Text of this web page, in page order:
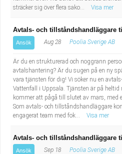
sträcker sig över flera sako...
Visa mer
Avtals- och tillståndshandläggare
Ansök Aug 28 Poolia Sverige AB
Är du en strukturerad och noggrann
avtalshantering? Är du sugen på en ny
vara tjänsten för dig! Vi söker nu en
Vattenfall i Uppsala. Tjänsten är på heltid
kommer att pågå till slutet av mars,
Som avtals- och tillståndshandläggare
engagerat team med fok...
Visa mer
Avtals- och tillståndshandläggare
Ansök Sep 18 Poolia Sverige AB